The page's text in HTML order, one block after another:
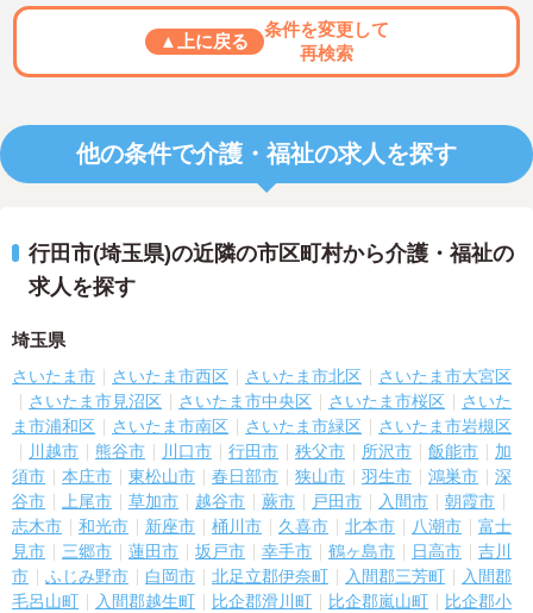
▲上に戻る
条件を変更して
再検索
他の条件で介護・福祉の求人を探す
行田市(埼玉県)の近隣の市区町村から介護・福祉の
求人を探す
埼玉県
さいたま市 さいたま市西区 さいたま市北区
さいたま市大宮区
さいたま市見沼区
さいたま市中央区 さいたま市桜区
さいた
ま市浦和区
さいたま市南区 さいたま市緑区
さいたま市岩槻区
川越市
熊谷市 川口市 行田市 秩父市 所沢市 飯能市
加
須市
本庄市 東松山市 春日部市 狭山市 羽生市 鴻巣市
深
谷市
上尾市 草加市 越谷市 蕨市 戸田市 入間市
朝霞市
志木市
和光市 新座市 桶川市 久喜市 北本市 八潮市
富士
見市
三郷市 蓮田市 坂戸市 幸手市 鶴ヶ島市 日高市
吉川
市
ふじみ野市 白岡市 北足立郡伊奈町 入間郡三芳町
入間郡
毛呂山町
入間郡越生町 比企郡滑川町 比企郡嵐山町
比企郡小